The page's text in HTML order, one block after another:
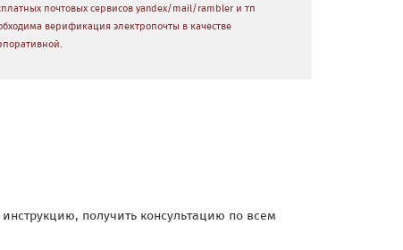
почтовых сервисов yandex/mail/rambler и тп
верификация электропочты в качестве
получить консультацию по всем